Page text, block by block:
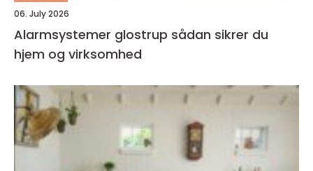
06. July 2026
Alarmsystemer glostrup sådan sikrer du
hjem og virksomhed